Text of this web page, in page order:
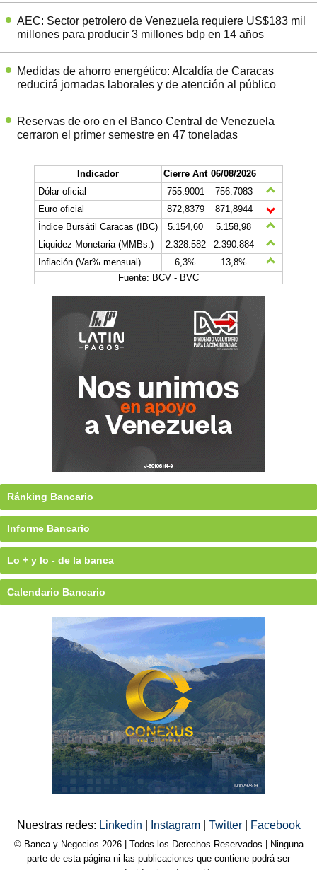
AEC: Sector petrolero de Venezuela requiere US$183 mil
millones para producir 3 millones bdp en 14 años
Medidas de ahorro energético: Alcaldía de Caracas
reducirá jornadas laborales y de atención al público
Reservas de oro en el Banco Central de Venezuela
cerraron el primer semestre en 47 toneladas
Indicador Cierre Ant 06/08/2026
Dólar oficial
755.9001
756.7083
Euro oficial
872,8379
871,8944
Índice Bursátil Caracas (IBC)
5.154,60
5.158,98
Liquidez Monetaria (MMBs.)
2.328.582
2.390.884
Inflación (Var% mensual)
6,3%
13,8%
Fuente: BCV - BVC
Ránking Bancario
Informe Bancario
Lo + y lo - de la banca
Calendario Bancario
Nuestras redes: Linkedin Instagram Twitter Facebook
© Banca y Negocios 2026 | Todos los Derechos Reservados | Ninguna
parte de esta página ni las publicaciones que contiene podrá ser